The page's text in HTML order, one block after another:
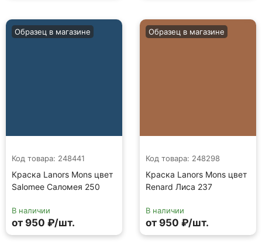
Код товара: 248441
Краска Lanors Mons цвет
Salomee Саломея 250
Образец в магазине
В наличии
от 950 ₽/шт.
Код товара: 248298
Краска Lanors Mons цвет
Renard Лиса 237
Образец в магазине
В наличии
от 950 ₽/шт.